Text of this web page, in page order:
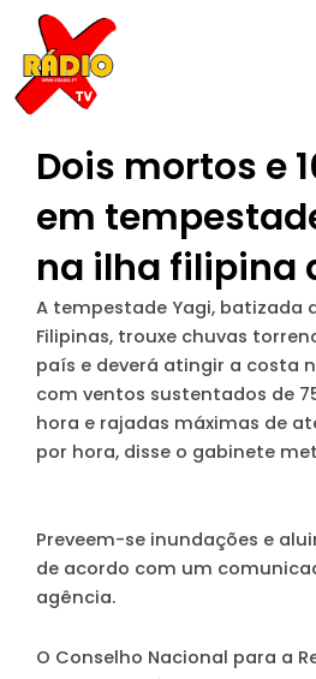
content
Dois mortos e
em
na ilha filipina
A tempestade Yagi, batizada
Filipinas, trouxe chuvas
país e deverá atingir a costa
com ventos sustentados de
hora e rajadas máximas de
por hora, disse o gabinete
Preveem-se inundações e
de acordo com um
agência.
O Conselho Nacional para a